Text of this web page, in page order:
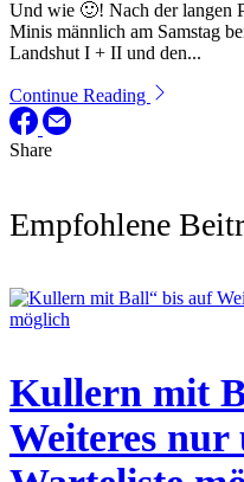
Und wie 🙂! Nach der langen
Minis männlich am Samstag
Landshut I + II und den...
Continue Reading
Share
Empfohlene
Kullern mit
Weiteres nur